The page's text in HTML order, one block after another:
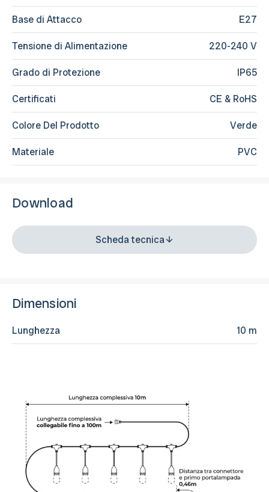
Base di Attacco E27
Tensione di Alimentazione 220-240 V
Grado di Protezione IP65
Certificati CE & RoHS
Colore Del Prodotto Verde
Materiale PVC
Download
Scheda tecnica
Dimensioni
Lunghezza 10 m